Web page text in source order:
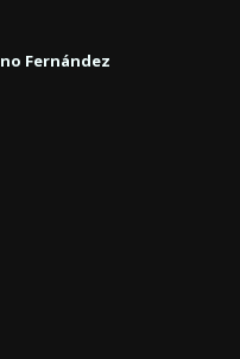
Fernández